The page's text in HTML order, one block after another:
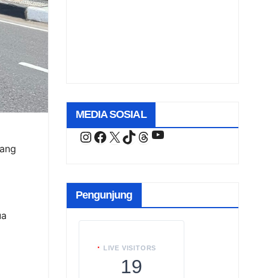
MEDIA SOSIAL
Instagram
Facebook
X TikTok
Threads
YouTube
Pengunjung
LIVE VISITORS
19